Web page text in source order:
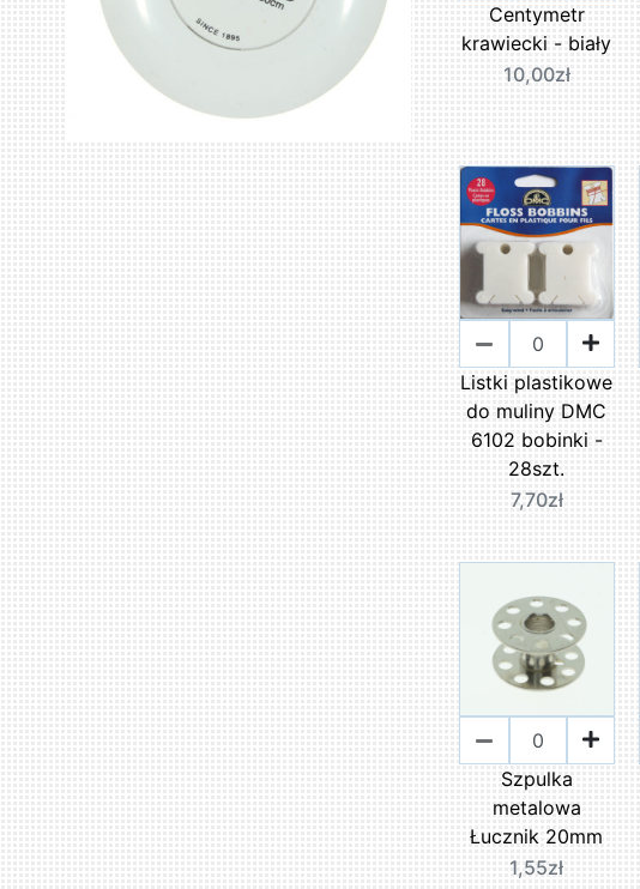
Centymetr
krawiecki - biały
10,00zł
Listki plastikowe
do muliny DMC
6102 bobinki -
28szt.
7,70zł
Szpulka
metalowa
Łucznik 20mm
1,55zł